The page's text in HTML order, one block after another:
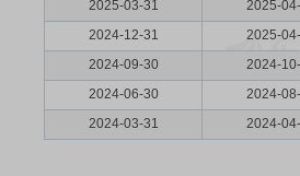
2025-03-31
2025-
2024-12-31
2025-
2024-09-30
2024-
2024-06-30
2024-
2024-03-31
2024-